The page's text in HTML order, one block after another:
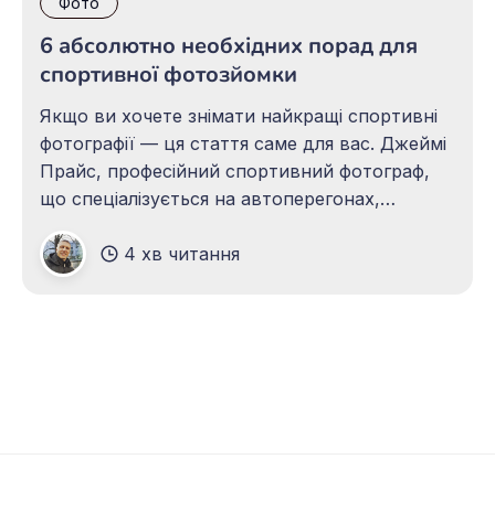
6 абсолютно необхідних порад для
спортивної фотозйомки
Якщо ви хочете знімати найкращі спортивні
фотографії — ця стаття саме для вас. Джеймі
Прайс, професійний спортивний фотограф,
що спеціалізується на автоперегонах,
важливими порадами для спортивної
фотозйомки. Спортивна фотографія відкриває
4 хв читання